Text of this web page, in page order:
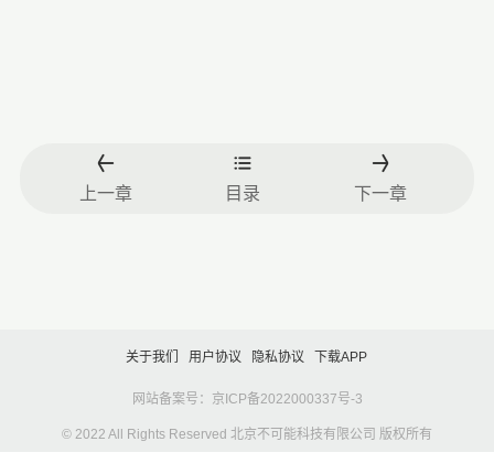
上一章 目录 下一章
关于我们 用户协议 隐私协议 下载APP
网站备案号：京ICP备2022000337号-3
© 2022 All Rights Reserved 北京不可能科技有限公司 版权所有